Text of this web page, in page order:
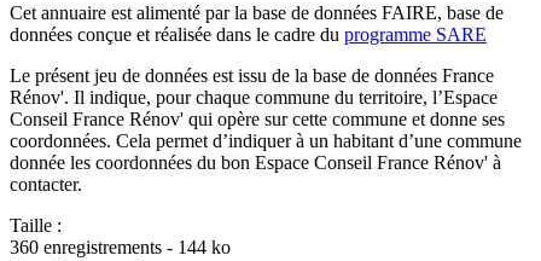
Cet annuaire est alimenté par la base de données FAIRE, base de
données conçue et réalisée dans le cadre du programme SARE
Le présent jeu de données est issu de la base de données France
Rénov'. Il indique, pour chaque commune du territoire, l’Espace
Conseil France Rénov' qui opère sur cette commune et donne ses
coordonnées. Cela permet d’indiquer à un habitant d’une commune
donnée les coordonnées du bon Espace Conseil France Rénov' à
contacter.
Taille :
360 enregistrements - 144 ko